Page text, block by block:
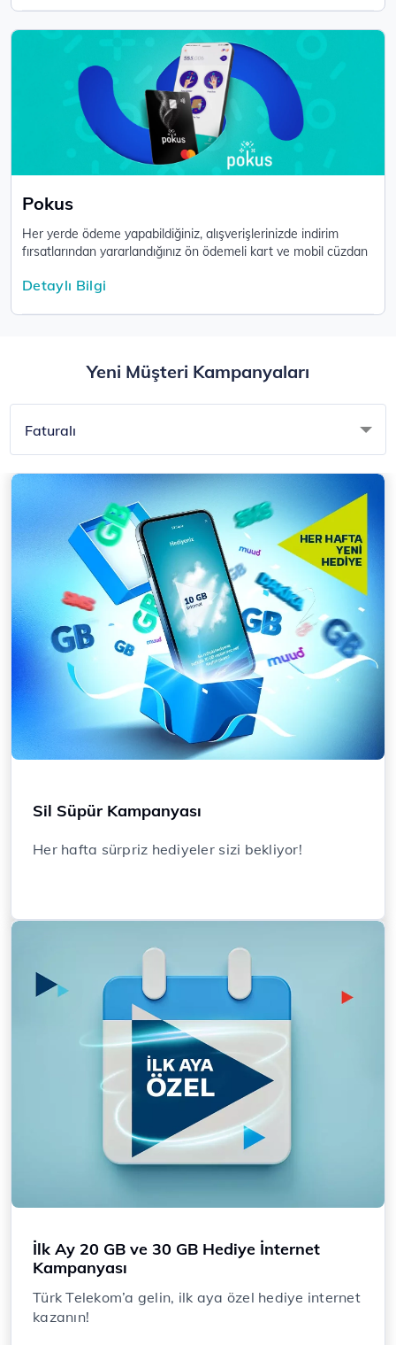
Pokus
Her yerde ödeme yapabildiğiniz, alışverişlerinizde indirim
fırsatlarından yararlandığınız ön ödemeli kart ve mobil cüzdan
Detaylı Bilgi
Yeni Müşteri Kampanyaları
Faturalı
Sil Süpür Kampanyası
Her hafta sürpriz hediyeler sizi bekliyor!
İlk Ay 20 GB ve 30 GB Hediye İnternet
Kampanyası
​​​​​​Türk Telekom’a gelin, ilk aya özel hediye internet
kazanın!